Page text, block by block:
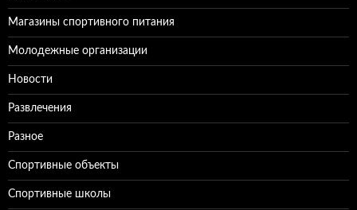
Магазины спортивного питания
Молодежные организации
Новости
Развлечения
Разное
Спортивные объекты
Спортивные школы